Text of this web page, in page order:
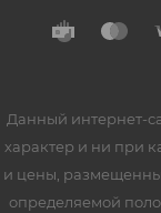
Данный интернет-
характер и ни при
и цены,
определяемой